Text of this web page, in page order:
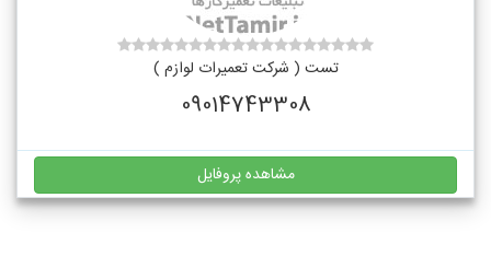
تست ( شرکت تعمیرات لوازم )
09014743308
مشاهده پروفایل